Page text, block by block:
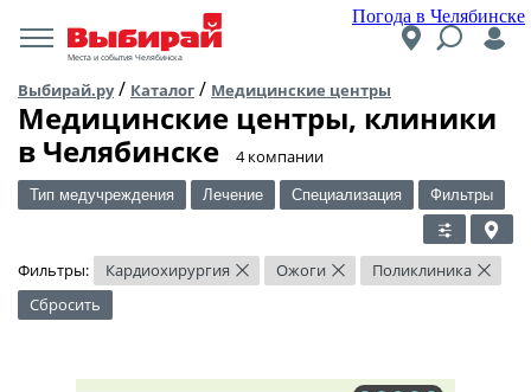
Погода в Челябинске
Места и события Челябинска
Выбирай.ру/ Каталог / Медицинские центры
Медицинские центры, клиники
в Челябинске
​4 компании
Тип медучреждения Лечение Специализация Фильтры
Фильтры: Кардиохирургия × Ожоги × Поликлиника ×
Сбросить